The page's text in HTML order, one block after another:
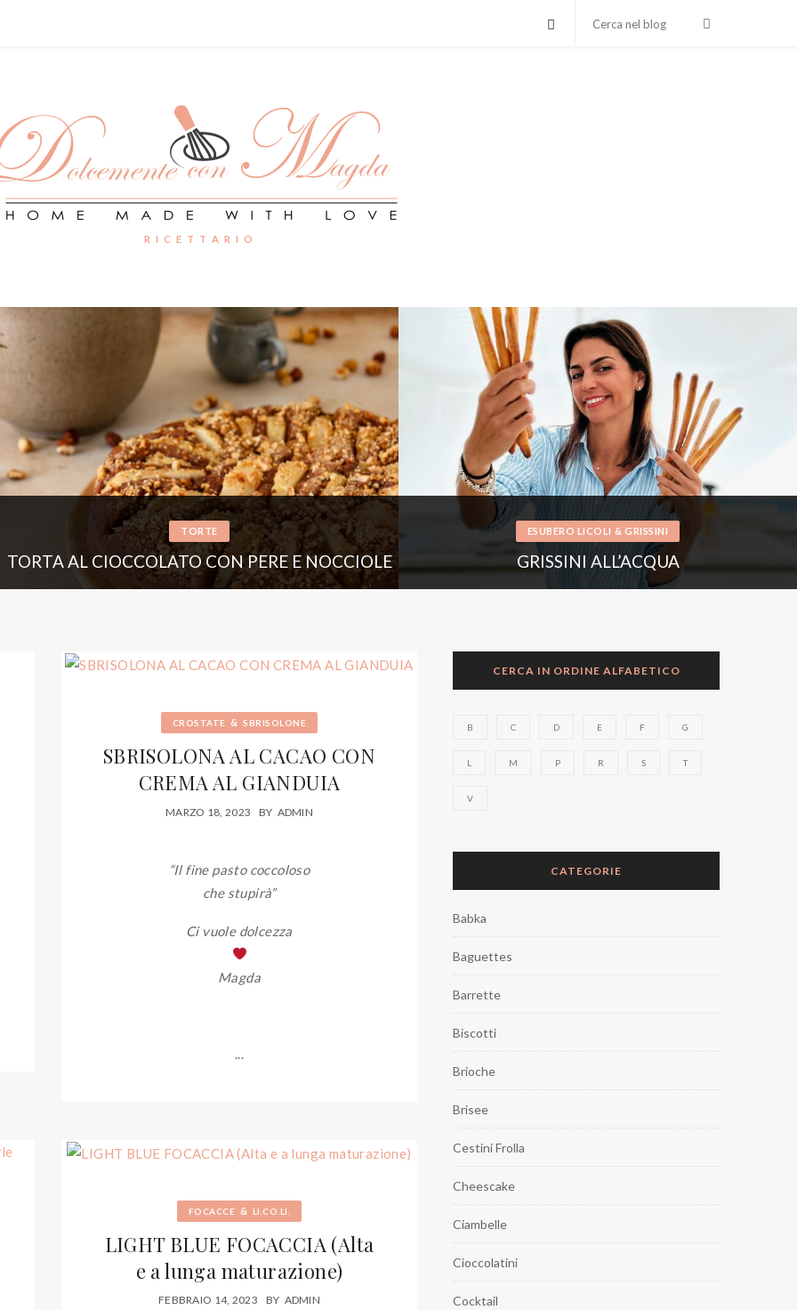
R I C E T T A R I O
TORTE
TORTA AL CIOCCOLATO CON PERE E NOCCIOLE
ESUBERO LICOLI & GRISSINI
GRISSINI ALL’ACQUA
CROSTATE & SBRISOLONE
SBRISOLONA AL CACAO CON
CREMA AL GIANDUIA
MARZO 18, 2023 BY ADMIN
“Il fine pasto coccoloso
che stupirà”
Ci vuole dolcezza
Magda
...
FOCACCE & LI.CO.LI.
LIGHT BLUE FOCACCIA (Alta
e a lunga maturazione)
FEBBRAIO 14, 2023 BY ADMIN
CERCA IN ORDINE ALFABETICO
B C D E F G
L M P R S T
V
CATEGORIE
Babka
Baguettes
Barrette
Biscotti
Brioche
Brisee
Cestini Frolla
Cheescake
Ciambelle
Cioccolatini
Cocktail